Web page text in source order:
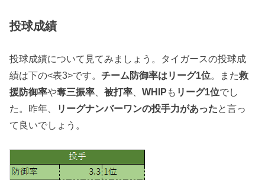
投球成績
投球成績について見てみましょう。タイガースの投球成
績は下の<表3>です。チーム防御率はリーグ1位。また救
援防御率や奪三振率 、被打率 、WHIP も リーグ1位でし
た。昨年、
リーグナンバーワンの投手力があったと言っ
て良いでしょう。